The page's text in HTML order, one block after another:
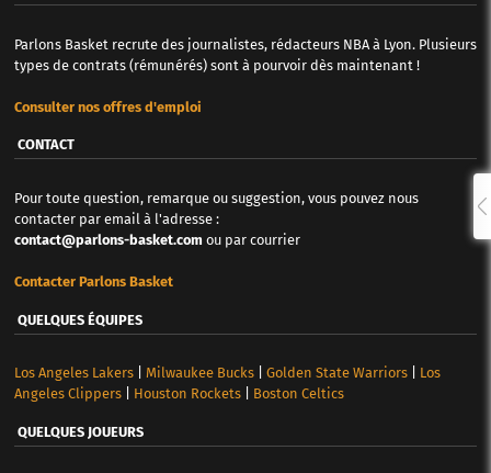
Parlons Basket recrute des journalistes, rédacteurs NBA à Lyon. Plusieurs
types de contrats (rémunérés) sont à pourvoir dès maintenant !
Consulter nos offres d'emploi
CONTACT
Pour toute question, remarque ou suggestion, vous pouvez nous
contacter par email à l'adresse :
contact@parlons-basket.com ou par courrier
Contacter Parlons Basket
QUELQUES ÉQUIPES
Los Angeles Lakers| Milwaukee Bucks| Golden State Warriors| Los
Angeles Clippers| Houston Rockets| Boston Celtics
QUELQUES JOUEURS